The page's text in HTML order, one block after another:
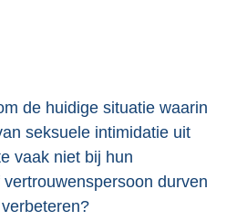
de huidige situatie waarin
seksuele intimidatie uit
vaak niet bij hun
vertrouwenspersoon durven